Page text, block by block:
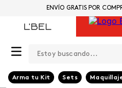
ENVÍO GRATIS POR
Arma tu Kit Sets